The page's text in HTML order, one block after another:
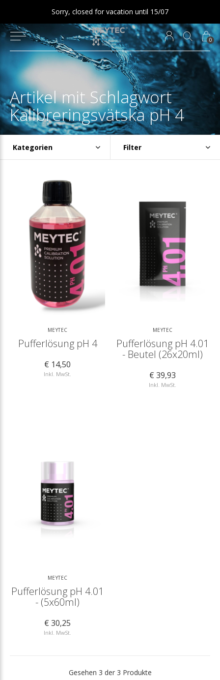
0
Sorry, closed for vacation until 15/07
Artikel mit Schlagwort
Kalibreringsvätska pH 4
Kategorien Filter
MEYTEC
Pufferlösung pH 4
€ 14,50
Inkl. MwSt.
MEYTEC
Pufferlösung pH 4.01
- Beutel (26x20ml)
€ 39,93
Inkl. MwSt.
MEYTEC
Pufferlösung pH 4.01
- (5x60ml)
€ 30,25
Inkl. MwSt.
Gesehen 3 der 3 Produkte